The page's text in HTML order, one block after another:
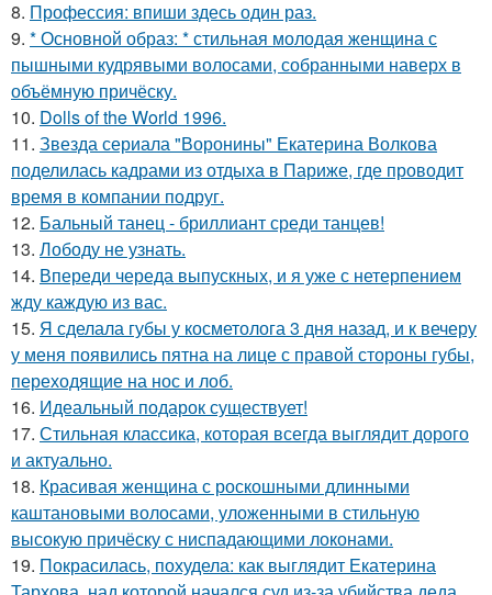
8. Профессия: впиши здесь один раз.
9. * Основной образ: * стильная молодая женщина с
пышными кудрявыми волосами, собранными наверх в
объёмную причёску.
10. Dolls of the World 1996.
11. Звезда сериала "Воронины" Екатерина Волкова
поделилась кадрами из отдыха в Париже, где проводит
время в компании подруг.
12. Бальный танец - бриллиант среди танцев!
13. Лободу не узнать.
14. Впереди череда выпускных, и я уже с нетерпением
жду каждую из вас.
15. Я сделала губы у косметолога 3 дня назад, и к вечеру
у меня появились пятна на лице с правой стороны губы,
переходящие на нос и лоб.
16. Идеальный подарок существует!
17. Стильная классика, которая всегда выглядит дорого
и актуально.
18. Красивая женщина с роскошными длинными
каштановыми волосами, уложенными в стильную
высокую причёску с ниспадающими локонами.
19. Покрасилась, похудела: как выглядит Екатерина